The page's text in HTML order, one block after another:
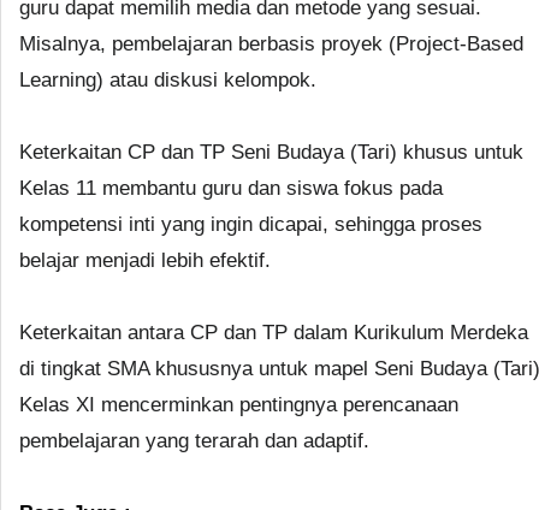
guru dapat memilih media dan metode yang sesuai.
Misalnya, pembelajaran berbasis proyek (Project-Based
Learning) atau diskusi kelompok.
Keterkaitan CP dan TP Seni Budaya (Tari) khusus untuk
Kelas 11 membantu guru dan siswa fokus pada
kompetensi inti yang ingin dicapai, sehingga proses
belajar menjadi lebih efektif.
Keterkaitan antara CP dan TP dalam Kurikulum Merdeka
di tingkat SMA khususnya untuk mapel Seni Budaya (Tari)
Kelas XI mencerminkan pentingnya perencanaan
pembelajaran yang terarah dan adaptif.